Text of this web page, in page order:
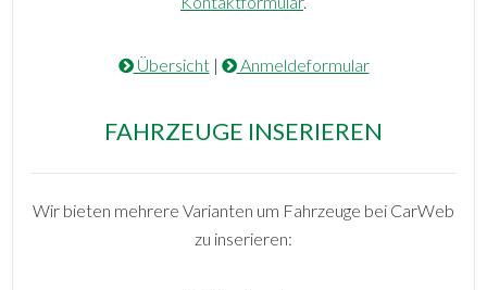
Übersicht| Anmeldeformular
FAHRZEUGE INSERIEREN
Wir bieten mehrere Varianten um Fahrzeuge bei CarWeb
zu inserieren: